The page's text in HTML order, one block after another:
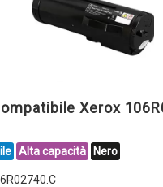
Xerox
Alta capacità Nero